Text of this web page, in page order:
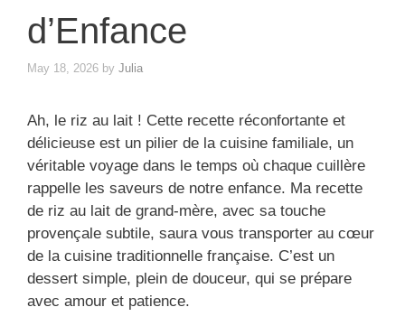
d’Enfance
May 18, 2026 by Julia
Ah, le riz au lait ! Cette recette réconfortante et
délicieuse est un pilier de la cuisine familiale, un
véritable voyage dans le temps où chaque cuillère
rappelle les saveurs de notre enfance. Ma recette
de riz au lait de grand-mère, avec sa touche
provençale subtile, saura vous transporter au cœur
de la cuisine traditionnelle française. C’est un
dessert simple, plein de douceur, qui se prépare
avec amour et patience.